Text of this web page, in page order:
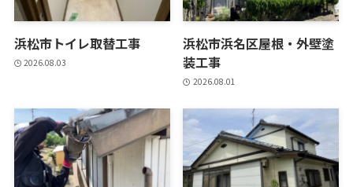
浜松市トイレ取替工事
2026.08.03
浜松市浜名区屋根・外壁塗
装工事
2026.08.01